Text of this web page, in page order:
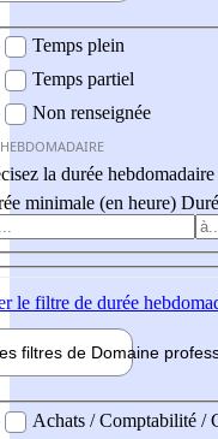
Temps plein
Temps partiel
Non renseignée
la durée hebdomadaire
minimale (en heure)
le filtre de durée
filtres de Domaine pro
professionel
Achats / Comptabilité /